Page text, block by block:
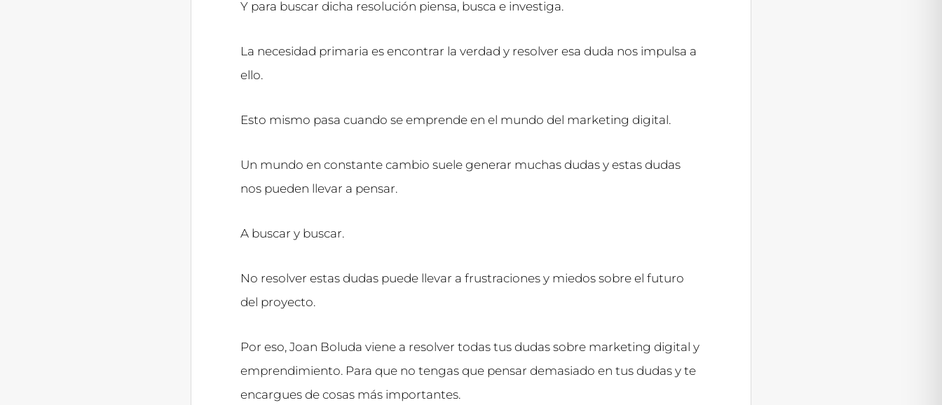
Y para buscar dicha resolución piensa, busca e investiga.
La necesidad primaria es encontrar la verdad y resolver esa duda nos impulsa a
ello.
Esto mismo pasa cuando se emprende en el mundo del marketing digital.
Un mundo en constante cambio suele generar muchas dudas y estas dudas
nos pueden llevar a pensar.
A buscar y buscar.
No resolver estas dudas puede llevar a frustraciones y miedos sobre el futuro
del proyecto.
Por eso, Joan Boluda viene a resolver todas tus dudas sobre marketing digital y
emprendimiento. Para que no tengas que pensar demasiado en tus dudas y te
encargues de cosas más importantes.